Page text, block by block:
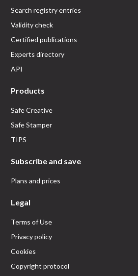
Search registry entries
Validity check
Certified publications
Experts directory
API
Products
Safe Creative
Safe Stamper
TIPS
Subscribe and save
Plans and prices
Legal
Terms of Use
Privacy policy
Cookies
Copyright protocol